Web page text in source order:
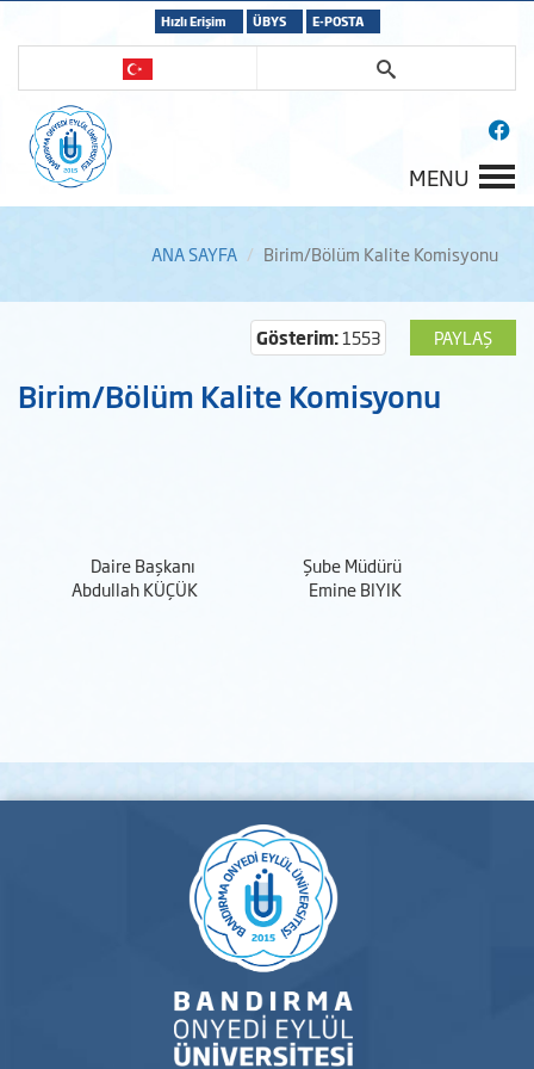
Hızlı Erişim ÜBYS E-POSTA
MENU
ANA SAYFA Birim/Bölüm Kalite Komisyonu
PAYLAŞ
Gösterim:1553
Birim/Bölüm Kalite Komisyonu
Daire Başkanı
Şube Müdürü
Abdullah KÜÇÜK
Emine BIYIK